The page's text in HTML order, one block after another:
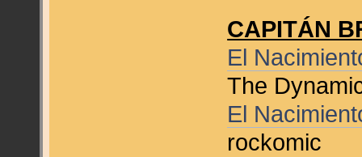
CAPITÁN
El
The
El
rockomic